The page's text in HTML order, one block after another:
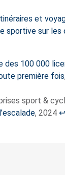
et
sportive sur
des 100 000
première fois
sport &
, 2024 ↩︎